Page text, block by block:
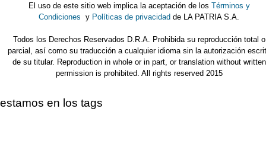
El uso de este sitio web implica la aceptación de los Términos y
Condiciones y Políticas de privacidad de LA PATRIA S.A.
Todos los Derechos Reservados D.R.A. Prohibida su reproducción total o
parcial, así como su traducción a cualquier idioma sin la autorización
de su titular. Reproduction in whole or in part, or translation without written
permission is prohibited. All rights reserved 2015
estamos en los tags